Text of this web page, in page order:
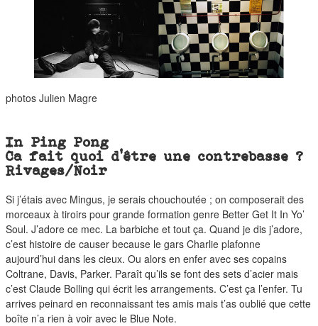
photos Julien Magre
In Ping Pong
Ca fait quoi d’être une contrebasse ?
Rivages/Noir
Si j’étais avec Mingus, je serais chouchoutée ; on composerait des
morceaux à tiroirs pour grande formation genre Better Get It In Yo’
Soul. J’adore ce mec. La barbiche et tout ça. Quand je dis j’adore,
c’est histoire de causer because le gars Charlie plafonne
aujourd’hui dans les cieux. Ou alors en enfer avec ses copains
Coltrane, Davis, Parker. Paraît qu’ils se font des sets d’acier mais
c’est Claude Bolling qui écrit les arrangements. C’est ça l’enfer. Tu
arrives peinard en reconnaissant tes amis mais t’as oublié que cette
boîte n’a rien à voir avec le Blue Note.